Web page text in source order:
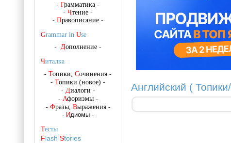
Английский (
-Грамматика -
-Чтение -
-Правописание -
Grammar inUse
- Дополнение -
Читалка
-Топики,Сочинения -
-Топики (новое) -
- Диалоги -
- Афоризмы-
- Фразы, Выражения-
- Идиомы -
Тесты
Flash Stories